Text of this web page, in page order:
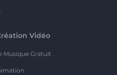
Vidéo
Musique Gratuit